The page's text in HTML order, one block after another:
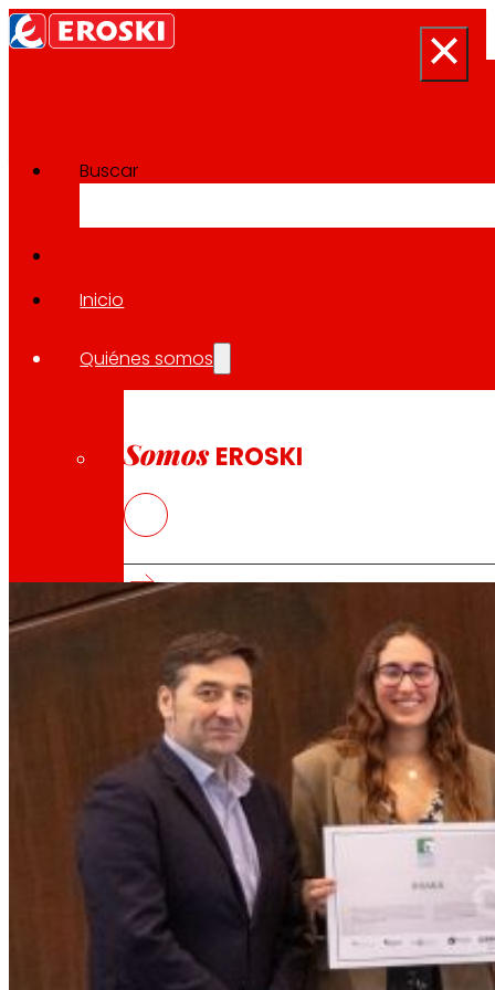
Buscar
Inicio
Quiénes somos
Somos EROSKI
Así somos
Todo nuestro ADN: un viaje por la misión, la
Cooperativa
Somos por y para las personas. Descubre
Fundación
Sala de prensa
Volver a todas las noticias
28.01.2025
EROSKI representará a
empresas